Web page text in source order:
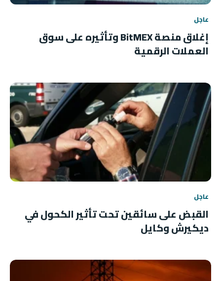
عاجل
إغلاق منصة BitMEX وتأثيره على سوق
العملات الرقمية
عاجل
القبض على سائقين تحت تأثير الكحول في
ديكيرش وكايل